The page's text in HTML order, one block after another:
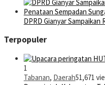
DPRD Gianyar
Terpopuler
1
Tabanan, Daerah51,671